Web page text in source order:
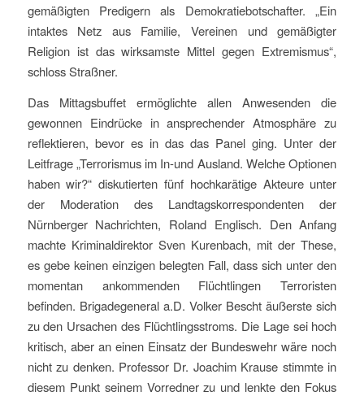
gemäßigten Predigern als Demokratiebotschafter. „Ein
intaktes Netz aus Familie, Vereinen und gemäßigter
Religion ist das wirksamste Mittel gegen Extremismus“,
schloss Straßner.
Das Mittagsbuffet ermöglichte allen Anwesenden die
gewonnen Eindrücke in ansprechender Atmosphäre zu
reflektieren, bevor es in das das Panel ging. Unter der
Leitfrage „Terrorismus im In-und Ausland. Welche Optionen
haben wir?“ diskutierten fünf hochkarätige Akteure unter
der Moderation des Landtagskorrespondenten der
Nürnberger Nachrichten, Roland Englisch. Den Anfang
machte Kriminaldirektor Sven Kurenbach, mit der These,
es gebe keinen einzigen belegten Fall, dass sich unter den
momentan ankommenden Flüchtlingen Terroristen
befinden. Brigadegeneral a.D. Volker Bescht äußerste sich
zu den Ursachen des Flüchtlingsstroms. Die Lage sei hoch
kritisch, aber an einen Einsatz der Bundeswehr wäre noch
nicht zu denken. Professor Dr. Joachim Krause stimmte in
diesem Punkt seinem Vorredner zu und lenkte den Fokus